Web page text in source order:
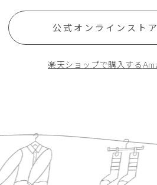
公式オンラインスト
楽天ショップで購入する